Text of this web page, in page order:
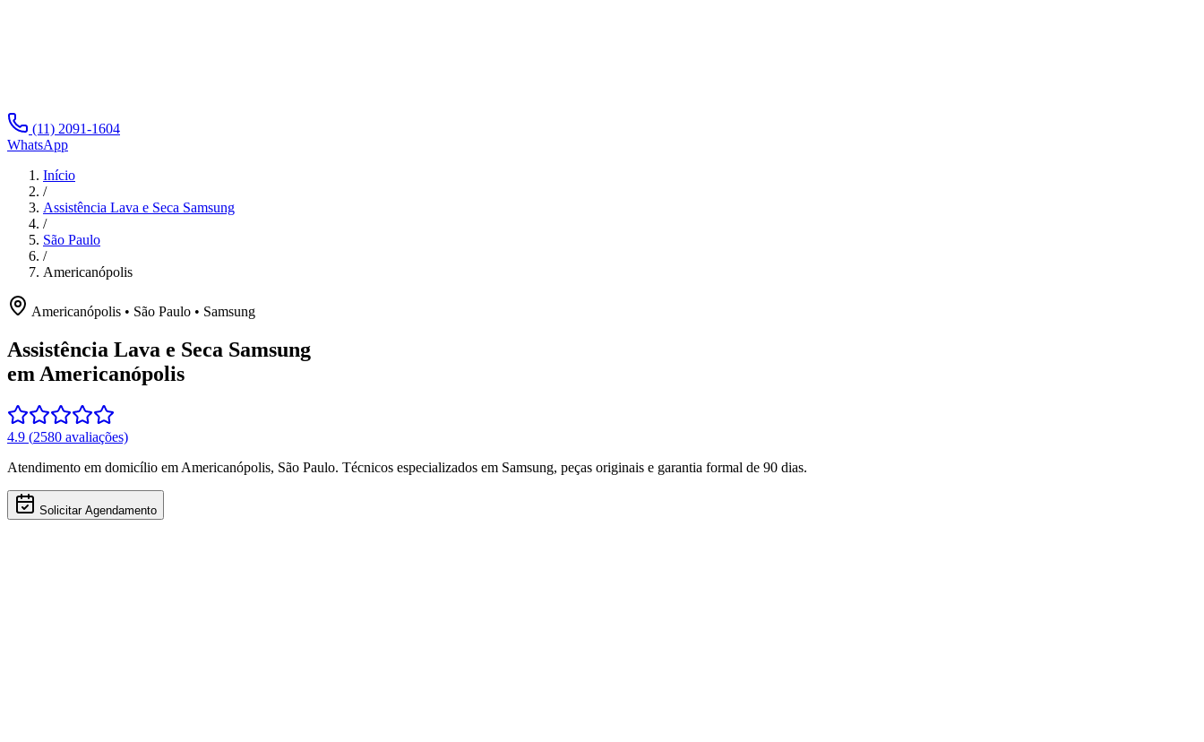
(11) 2091-1604
WhatsApp
Início
/
Assistência Lava e Seca Samsung
/
São Paulo
/
Americanópolis
Americanópolis • São Paulo • Samsung
Assistência Lava e Seca Samsung
em Americanópolis
4.9 (2580 avaliações)
Atendimento em domicílio em Americanópolis, São Paulo. Técnicos especializados em Samsung, peças originais e garantia formal de 90 dias.
Solicitar Agendamento